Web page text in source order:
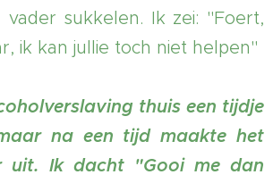
sukkelen. Ik zei: "Foert,
ik kan jullie toch niet helpen"
thuis een tijdje
na een tijd maakte het
uit. Ik dacht "Gooi me dan